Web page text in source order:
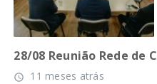
28/08 Reunião Rede de
access_time 11 meses atrás